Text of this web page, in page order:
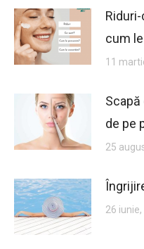
cum
11
de pe
25
26